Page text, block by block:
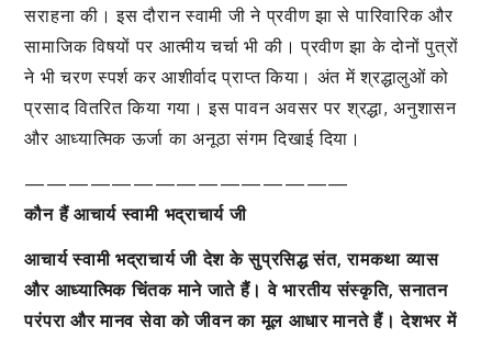
सराहना की। इस दौरान स्वामी जी ने प्रवीण झा से पारिवारिक और
सामाजिक विषयों पर आत्मीय चर्चा भी की। प्रवीण झा के दोनों पुत्रों
ने भी चरण स्पर्श कर आशीर्वाद प्राप्त किया। अंत में श्रद्धालुओं को
प्रसाद वितरित किया गया। इस पावन अवसर पर श्रद्धा, अनुशासन
और आध्यात्मिक ऊर्जा का अनूठा संगम दिखाई दिया।
———————————————
कौन हैं आचार्य स्वामी भद्राचार्य जी
आचार्य स्वामी भद्राचार्य जी देश के सुप्रसिद्ध संत, रामकथा व्यास
और आध्यात्मिक चिंतक माने जाते हैं। वे भारतीय संस्कृति, सनातन
परंपरा और मानव सेवा को जीवन का मूल आधार मानते हैं। देशभर में